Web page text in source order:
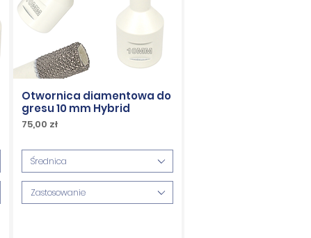
Otwornica diamentowa do
gresu 10 mm Hybrid
Cena
75,00 zł
Średnica
Zastosowanie